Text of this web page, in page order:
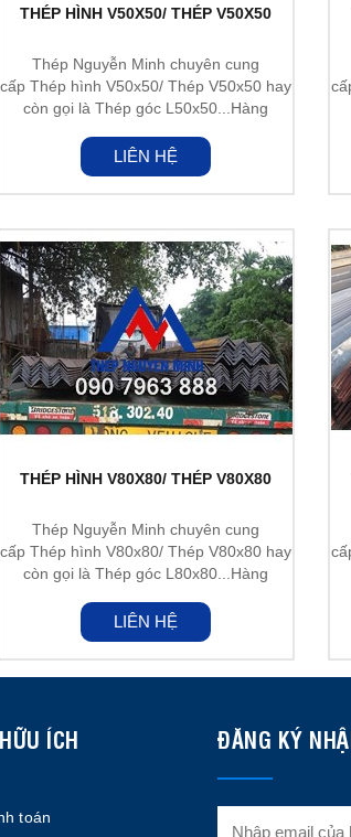
THÉP HÌNH V50X50/ THÉP V50X50
Thép Nguyễn Minh chuyên cung
cấp Thép hình V50x50/ Thép V50x50 hay
còn gọi là Thép góc L50x50...Hàng
LIÊN HỆ
THÉP HÌNH V80X80/ THÉP V80X80
Thép Nguyễn Minh chuyên cung
cấp Thép hình V80x80/ Thép V80x80 hay
còn gọi là Thép góc L80x80...Hàng
LIÊN HỆ
ÍCH
toán
ĐĂNG KÝ